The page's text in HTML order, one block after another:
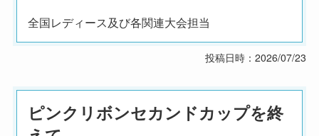
全国レディース及び各関連大会担当
投稿日時：2026/07/23
ピンクリボンセカンドカップを終